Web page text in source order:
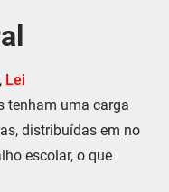
Lei
tenham uma carga
distribuídas em no
escolar, o que